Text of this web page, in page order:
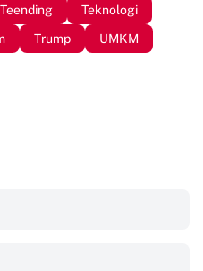
Teending
Teknologi
Trump
UMKM